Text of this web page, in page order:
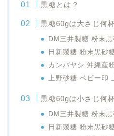
黒糖とは？
黒糖60gは大さじ何
DM三井製糖 粉末
日新製糖 粉末黒砂
カンバヤシ 沖縄産
上野砂糖 ベビー印
黒糖60gは小さじ何
DM三井製糖 粉末
日新製糖 粉末黒砂